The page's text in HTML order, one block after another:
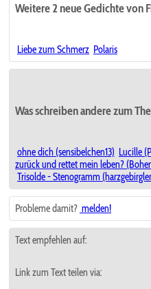
Weitere 2 neue Gedichte von
Liebe zum Schmerz Polaris
Was schreiben andere zum
ohne dich (sensibelchen13) Lucille
zurück und rettet mein leben?
Trisolde - Stenogramm
Probleme damit? melden!
Text empfehlen auf:
Link zum Text teilen via: